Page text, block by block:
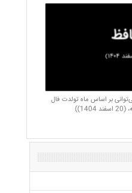
بر اساس ماه تولدت فال